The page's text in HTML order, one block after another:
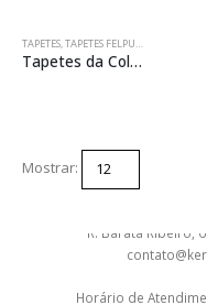
TAPETES,TAPETES FELPUDOS - SHAG
Tapetes da Coleção Show
Mostrar:
R. Barata Ribeiro,
Horário de